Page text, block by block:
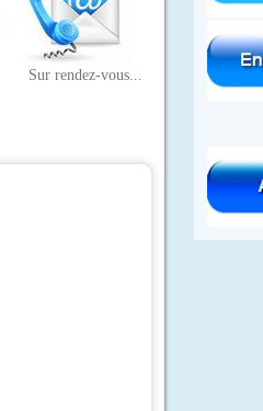
Sur rendez-vous...